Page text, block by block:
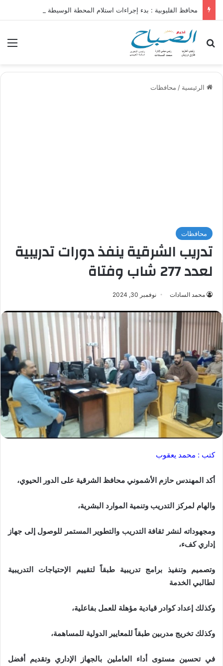
بحث عن
الرئيسية / محافظات
محافظات
تدريب الشرقية ينفذ دورات تدريبية
لعدد 277 شاب وفتاة
محمد السادات نوفمبر 30, 2024
كتب : محمد يعقوب
أكد المهندس حازم الأشموني محافظ الشرقية على الدور الحيوي،
والهام لمركز التدريب وتنمية الموارد البشرية،
ومجهوداته لنشر ثقافة التدريب والتطوير المستمر للوصول إلى جهاز
إداري كفء،
وتصميم وتنفيذ برامج تدريبية طبقاً لتقييم الإحتياجات التدريبية
لطالبي الخدمة
وكذلك إعداد كوادر قيادية مؤهلة للعمل بفاعلية،
وكذلك تخريج مدربين طبقاً للمعايير الدولية للمساهمة،
في تحسين مستوى أداء العاملين بالجهاز الإداري وتقديم أفضل